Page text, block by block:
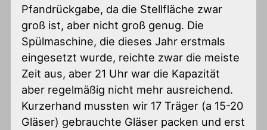
Pfandrückgabe, da die Stellfläche zwar
groß ist, aber nicht groß genug. Die
Spülmaschine, die dieses Jahr erstmals
eingesetzt wurde, reichte zwar die meiste
Zeit aus, aber 21 Uhr war die Kapazität
aber regelmäßig nicht mehr ausreichend.
Kurzerhand mussten wir 17 Träger (a 15-20
Gläser) gebrauchte Gläser packen und erst